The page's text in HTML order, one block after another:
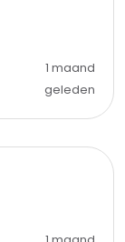
1 maand
geleden